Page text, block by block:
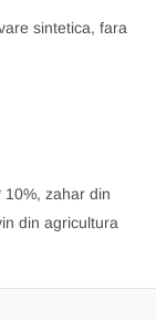
sintetica, fara
zahar din
din agricultura